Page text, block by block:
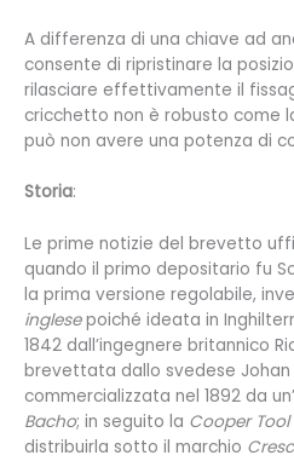
A differenza di una chiave ad
consente di ripristinare la
rilasciare effettivamente il
cricchetto non è robusto come
può non avere una potenza di
Storia:
Le prime notizie del brevetto
quando il primo depositario fu
la prima versione regolabile,
inglesepoiché ideata in
1842 dall’ingegnere britannico
brevettata dallo svedese Johan
commercializzata nel 1892 da
Bacho; in seguito la Cooper
distribuirla sotto il marchio